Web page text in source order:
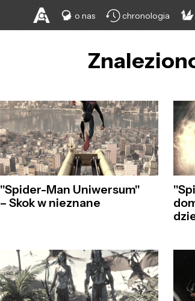
o nas chronologia
"Spider-Man Uniwersum"
– Skok w nieznane